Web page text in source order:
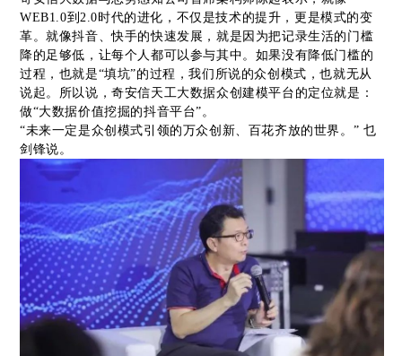
WEB1.0到2.0时代的进化，不仅是技术的提升，更是模式的变
革。就像抖音、快手的快速发展，就是因为把记录生活的门槛
降的足够低，让每个人都可以参与其中。如果没有降低门槛的
过程，也就是“填坑”的过程，我们所说的众创模式，也就无从
说起。所以说，奇安信天工大数据众创建模平台的定位就是：
做“大数据价值挖掘的抖音平台”。
“未来一定是众创模式引领的万众创新、百花齐放的世界。” 乜
剑锋说。